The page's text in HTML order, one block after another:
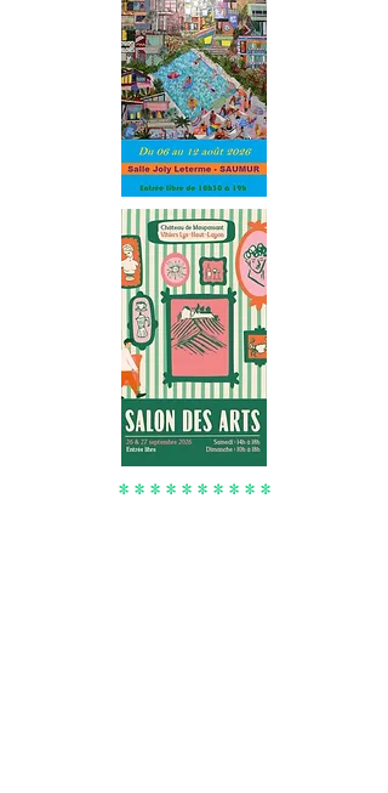
* * * * * * * * * *